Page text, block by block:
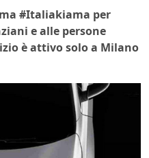
#Italiakiama per
e alle persone
è attivo solo a Milano